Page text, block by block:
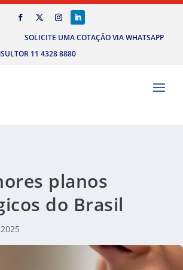
SOLICITE UMA COTAÇÃO VIA WHATSAPP
11 4328 8880
planos
do Brasil